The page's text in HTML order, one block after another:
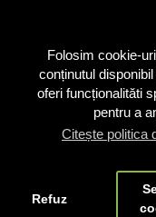
Folosim cookie-
conținutul
oferi funcționalităti
pentru a
Citește politica
Refuz
Scaune evenimente
Scaune de bar, insulă
Scaune de
ABS 148